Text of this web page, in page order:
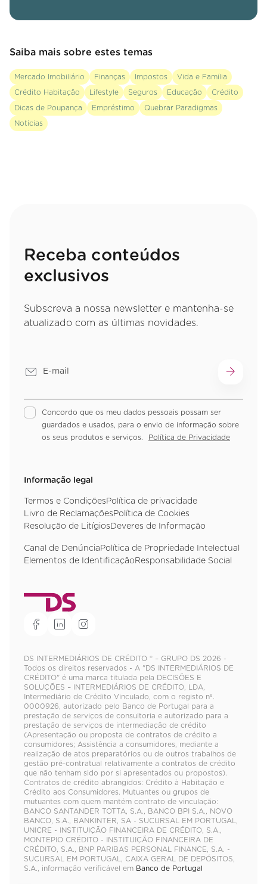
Saiba mais sobre estes temas
Mercado Imobiliário Finanças Impostos Vida e Família
Crédito Habitação Lifestyle Seguros Educação Crédito
Dicas de Poupança Empréstimo Quebrar Paradigmas
Notícias
Receba conteúdos
exclusivos
Subscreva a nossa newsletter e mantenha-se
atualizado com as últimas novidades.
Concordo que os meu dados pessoais possam ser
guardados e usados, para o envio de informação sobre
os seus produtos e serviços.
Política de Privacidade
Informação legal
Termos e Condições Política de privacidade
Livro de Reclamações Política de Cookies
Resolução de Litígios Deveres de Informação
Canal de Denúncia Política de Propriedade Intelectual
Elementos de Identificação Responsabilidade Social
DS INTERMEDIÁRIOS DE CRÉDITO ® – GRUPO DS 2026 -
Todos os direitos reservados - A "DS INTERMEDIÁRIOS DE
CRÉDITO" é uma marca titulada pela DECISÕES E
SOLUÇÕES – INTERMEDIÁRIOS DE CRÉDITO, LDA,
Intermediário de Crédito Vinculado, com o registo nº.
0000926, autorizado pelo Banco de Portugal para a
prestação de serviços de consultoria e autorizado para a
prestação de serviços de intermediação de crédito
(Apresentação ou proposta de contratos de crédito a
consumidores; Assistência a consumidores, mediante a
realização de atos preparatórios ou de outros trabalhos de
gestão pré-contratual relativamente a contratos de crédito
que não tenham sido por si apresentados ou propostos).
Contratos de crédito abrangidos: Crédito à Habitação e
Crédito aos Consumidores. Mutuantes ou grupos de
mutuantes com quem mantém contrato de vinculação:
BANCO SANTANDER TOTTA, S.A., BANCO BPI S.A., NOVO
BANCO, S.A., BANKINTER, SA - SUCURSAL EM PORTUGAL,
UNICRE - INSTITUIÇÃO FINANCEIRA DE CRÉDITO, S.A.,
MONTEPIO CRÉDITO - INSTITUIÇÃO FINANCEIRA DE
CRÉDITO, S.A., BNP PARIBAS PERSONAL FINANCE, S.A. -
SUCURSAL EM PORTUGAL, CAIXA GERAL DE DEPÓSITOS,
S.A., informação verificável em Banco de Portugal